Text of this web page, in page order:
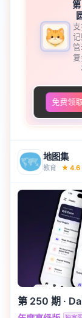
免费领
地图集
教育 ★ 4.6
第 250 期 ·